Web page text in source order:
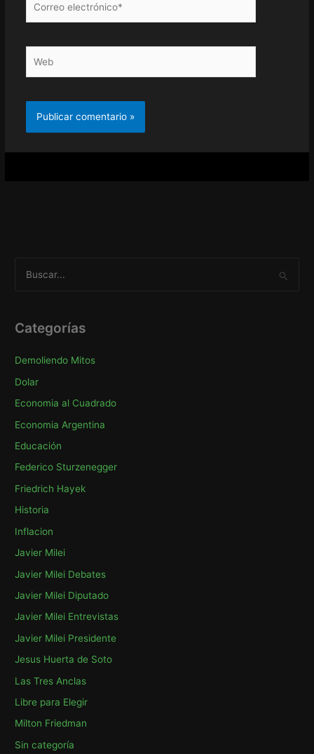
electrónico*
c
r
p
o
Categorías
Demoliendo Mitos
Dolar
Economia al Cuadrado
Economia Argentina
Educación
Federico Sturzenegger
Friedrich Hayek
Historia
Inflacion
Javier Milei
Javier Milei Debates
Javier Milei Diputado
Javier Milei Entrevistas
Javier Milei Presidente
Jesus Huerta de Soto
Las Tres Anclas
Libre para Elegir
Milton Friedman
Sin categoría